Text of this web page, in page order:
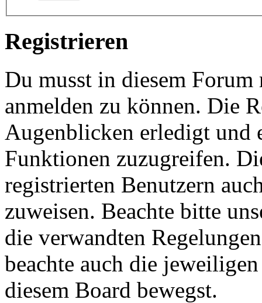
Registrieren
Du musst in diesem
anmelden zu können. Die
Augenblicken erledigt und
Funktionen zuzugreifen.
registrierten Benutzern
zuweisen. Beachte bitte
die verwandten
beachte auch die
diesem Board bewegst.